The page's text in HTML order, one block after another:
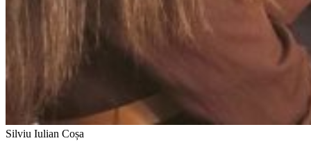
Silviu Iulian Coșa